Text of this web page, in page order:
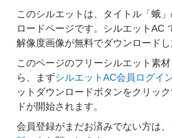
このシルエットは、タイトル「蛾
ロードページです。シルエットAC
解像度画像が無料でダウンロードし
このページのフリーシルエット素
ら、まずシルエットAC会員ログイ
ットダウンロードボタンをクリッ
ドが開始されます。
会員登録がまだお済みでない方は、